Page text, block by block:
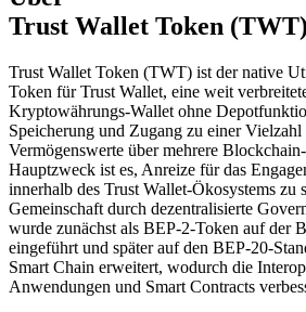
Trust Wallet Token (TWT)
Trust Wallet Token (TWT) ist der native
Token für Trust Wallet, eine weit
Kryptowährungs-Wallet ohne
Speicherung und Zugang zu einer
Vermögenswerte über mehrere
Hauptzweck ist es, Anreize für das
innerhalb des Trust Wallet-Ökosystems zu
Gemeinschaft durch dezentralisierte
wurde zunächst als BEP-2-Token auf der
eingeführt und später auf den BEP-20-
Smart Chain erweitert, wodurch die
Anwendungen und Smart Contracts